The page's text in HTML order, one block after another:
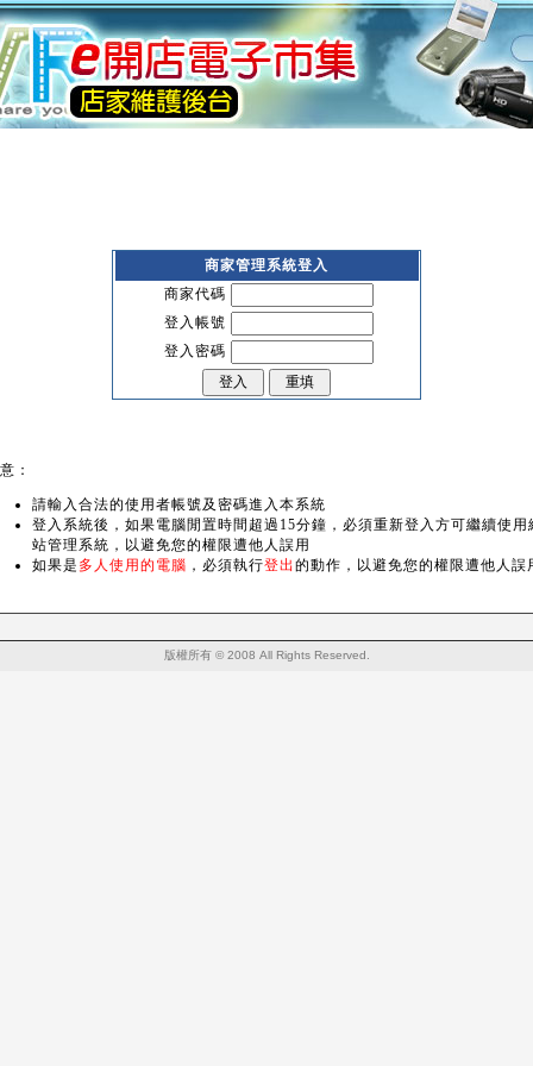
商家管理系統登入
商家代碼
登入帳號
登入密碼
：
請輸入合法的使用者帳號及密碼進入本系統
登入系統後，如果電腦閒置時間超過15分鐘，必須重新登入方可繼續使用
站管理系統，以避免您的權限遭他人誤用
如果是 多人使用的電腦 ，必須執行登出的動作，以避免您的權限遭他人誤
版權所有 © 2008 All Rights Reserved.